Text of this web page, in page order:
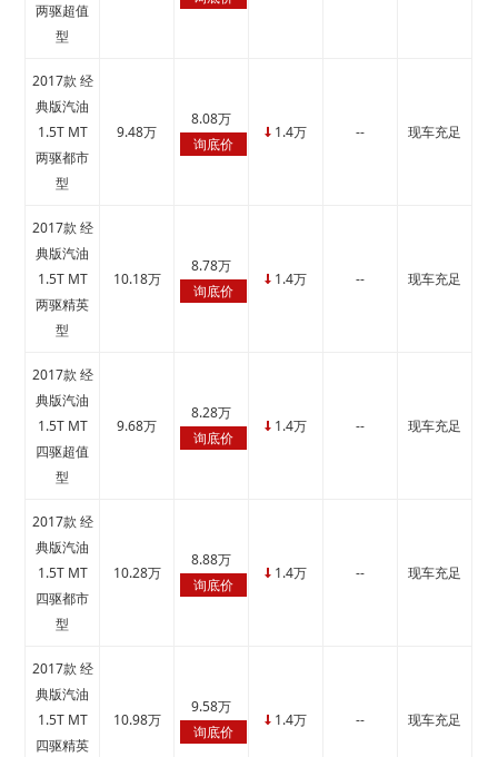
两驱超值
型
2017款 经
典版汽油
1.5T MT
两驱都市
型
9.48万
8.08万
询底价
↓ 1.4万 -- 现车充足
2017款 经
典版汽油
1.5T MT
两驱精英
型
10.18万
8.78万
询底价
↓ 1.4万 -- 现车充足
2017款 经
典版汽油
1.5T MT
四驱超值
型
9.68万
8.28万
询底价
↓ 1.4万 -- 现车充足
2017款 经
典版汽油
1.5T MT
四驱都市
型
10.28万
8.88万
询底价
↓ 1.4万 -- 现车充足
2017款 经
典版汽油
1.5T MT
四驱精英
10.98万
9.58万
询底价
↓ 1.4万 -- 现车充足